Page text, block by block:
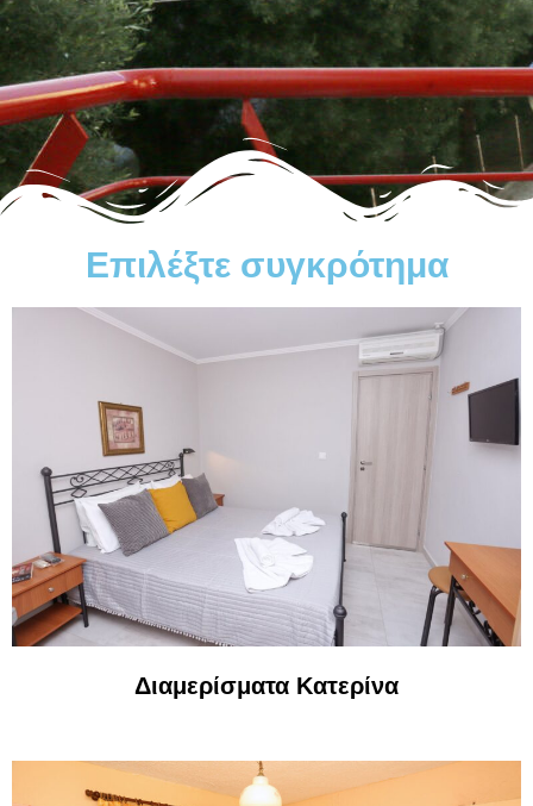
Επιλέξτε συγκρότημα
Διαμερίσματα Κατερίνα